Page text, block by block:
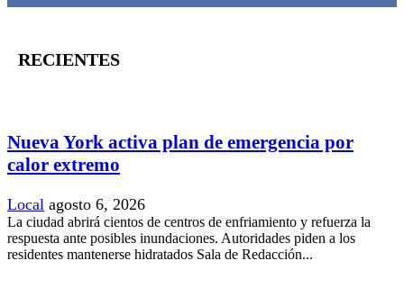
RECIENTES
Nueva York activa plan de emergencia por
calor extremo
Local agosto 6, 2026
La ciudad abrirá cientos de centros de enfriamiento y refuerza la
respuesta ante posibles inundaciones. Autoridades piden a los
residentes mantenerse hidratados Sala de Redacción...